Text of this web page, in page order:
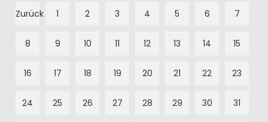
Zurück 1 2 3 4 5 6 7
8 9 10 11 12 13 14 15
16 17 18 19 20 21 22 23
24 25 26 27 28 29 30 31